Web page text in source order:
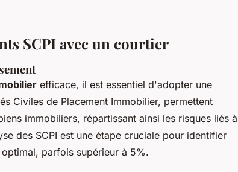
SCPI avec un courtier
efficace, il est essentiel d'adopter une
Civiles de Placement Immobilier, permettent
immobiliers, répartissant ainsi les risques liés à
des SCPI est une étape cruciale pour identifier
optimal, parfois supérieur à 5%.